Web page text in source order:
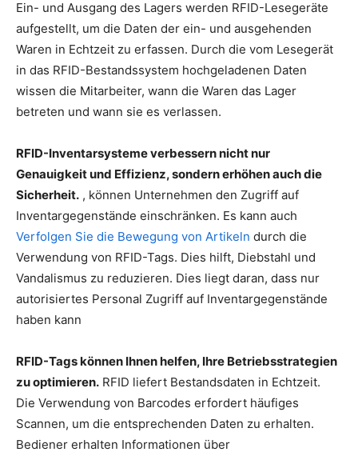
Ein- und Ausgang des Lagers werden RFID-Lesegeräte
aufgestellt, um die Daten der ein- und ausgehenden
Waren in Echtzeit zu erfassen. Durch die vom Lesegerät
in das RFID-Bestandssystem hochgeladenen Daten
wissen die Mitarbeiter, wann die Waren das Lager
betreten und wann sie es verlassen.
RFID-Inventarsysteme verbessern nicht nur
Genauigkeit und Effizienz, sondern erhöhen auch die
Sicherheit. , können Unternehmen den Zugriff auf
Inventargegenstände einschränken. Es kann auch
Verfolgen Sie die Bewegung von Artikeln durch die
Verwendung von RFID-Tags. Dies hilft, Diebstahl und
Vandalismus zu reduzieren. Dies liegt daran, dass nur
autorisiertes Personal Zugriff auf Inventargegenstände
haben kann
RFID-Tags können Ihnen helfen, Ihre Betriebsstrategien
zu optimieren. RFID liefert Bestandsdaten in Echtzeit.
Die Verwendung von Barcodes erfordert häufiges
Scannen, um die entsprechenden Daten zu erhalten.
Bediener erhalten Informationen über